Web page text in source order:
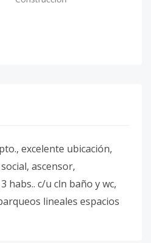
excelente ubicación,
ascensor,
habs.. c/u cln baño y wc,
lineales espacios